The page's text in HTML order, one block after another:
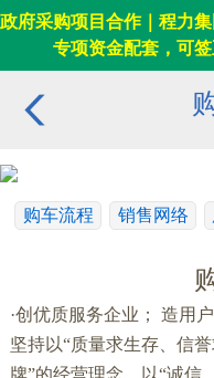
政府采购项目合作｜程力
专项资金配套，可
购车流程 销售网络
·创优质服务企业； 造用
坚持以“质量求生存、信
牌”的经营理念，以“诚信